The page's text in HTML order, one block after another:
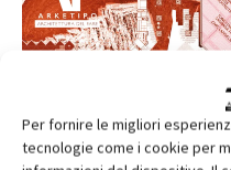
Per fornire le migliori
tecnologie come i cookie per